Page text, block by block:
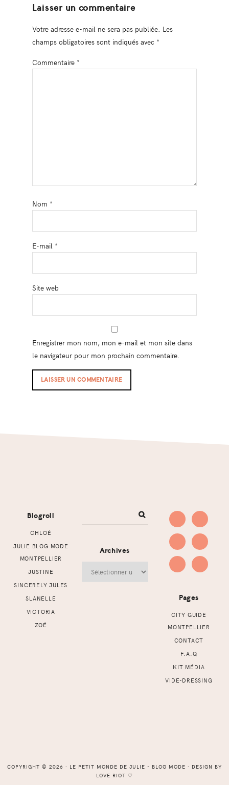
Laisser un commentaire
Votre adresse e-mail ne sera pas publiée. Les
champs obligatoires sont indiqués avec *
Commentaire *
Nom *
E-mail *
Site web
Enregistrer mon nom, mon e-mail et mon site dans
le navigateur pour mon prochain commentaire.
Blogroll
CHLOÉ
JULIE BLOG MODE
MONTPELLIER
JUSTINE
SINCERELY JULES
SLANELLE
VICTORIA
ZOÉ
Archives
Pages
CITY GUIDE
MONTPELLIER
CONTACT
F.A.Q
KIT MÉDIA
VIDE-DRESSING
COPYRIGHT © 2026 ⸱ LE PETIT MONDE DE JULIE - BLOG MODE ⸱ DESIGN BY
LOVE RIOT ♡